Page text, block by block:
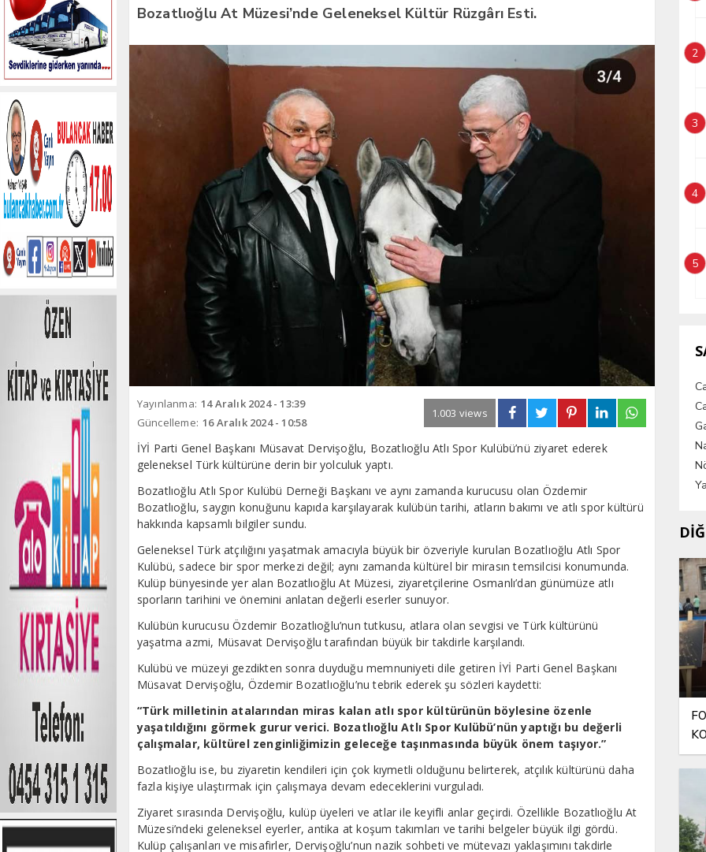
Bozatlıoğlu At Müzesi’nde Geleneksel Kültür Rüzgârı Esti.
Yayınlanma: 14 Aralık 2024 - 13:39
Güncelleme: 16 Aralık 2024 - 10:58
1.003 views
İYİ Parti Genel Başkanı Müsavat Dervişoğlu, Bozatlıoğlu Atlı Spor Kulübü’nü ziyaret ederek
geleneksel Türk kültürüne derin bir yolculuk yaptı.
Bozatlıoğlu Atlı Spor Kulübü Derneği Başkanı ve aynı zamanda kurucusu olan Özdemir
Bozatlıoğlu, saygın konuğunu kapıda karşılayarak kulübün tarihi, atların bakımı ve atlı spor kültürü
hakkında kapsamlı bilgiler sundu.
Geleneksel Türk atçılığını yaşatmak amacıyla büyük bir özveriyle kurulan Bozatlıoğlu Atlı Spor
Kulübü, sadece bir spor merkezi değil; aynı zamanda kültürel bir mirasın temsilcisi konumunda.
Kulüp bünyesinde yer alan Bozatlıoğlu At Müzesi, ziyaretçilerine Osmanlı’dan günümüze atlı
sporların tarihini ve önemini anlatan değerli eserler sunuyor.
Kulübün kurucusu Özdemir Bozatlıoğlu’nun tutkusu, atlara olan sevgisi ve Türk kültürünü
yaşatma azmi, Müsavat Dervişoğlu tarafından büyük bir takdirle karşılandı.
Kulübü ve müzeyi gezdikten sonra duyduğu memnuniyeti dile getiren İYİ Parti Genel Başkanı
Müsavat Dervişoğlu, Özdemir Bozatlıoğlu’nu tebrik ederek şu sözleri kaydetti:
“Türk milletinin atalarından miras kalan atlı spor kültürünün böylesine özenle
yaşatıldığını görmek gurur verici. Bozatlıoğlu Atlı Spor Kulübü’nün yaptığı bu değerli
çalışmalar, kültürel zenginliğimizin geleceğe taşınmasında büyük önem taşıyor.”
Bozatlıoğlu ise, bu ziyaretin kendileri için çok kıymetli olduğunu belirterek, atçılık kültürünü daha
fazla kişiye ulaştırmak için çalışmaya devam edeceklerini vurguladı.
Ziyaret sırasında Dervişoğlu, kulüp üyeleri ve atlar ile keyifli anlar geçirdi. Özellikle Bozatlıoğlu At
Müzesi’ndeki geleneksel eyerler, antika at koşum takımları ve tarihi belgeler büyük ilgi gördü.
Kulüp çalışanları ve misafirler, Dervişoğlu’nun nazik sohbeti ve mütevazı yaklaşımını takdirle
2
3
4
5